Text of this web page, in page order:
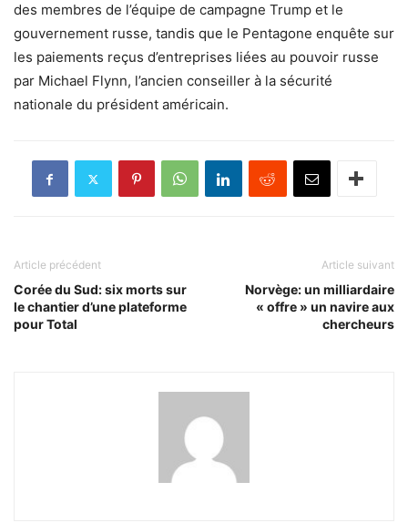
des membres de l’équipe de campagne Trump et le
gouvernement russe, tandis que le Pentagone enquête sur
les paiements reçus d’entreprises liées au pouvoir russe
par Michael Flynn, l’ancien conseiller à la sécurité
nationale du président américain.
Article précédent
Corée du Sud: six morts sur
le chantier d’une plateforme
pour Total
Article suivant
Norvège: un milliardaire
« offre » un navire aux
chercheurs